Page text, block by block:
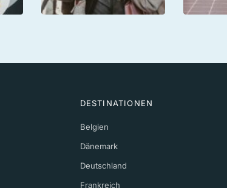
DESTINATIONEN
Belgien
Dänemark
Deutschland
Frankreich